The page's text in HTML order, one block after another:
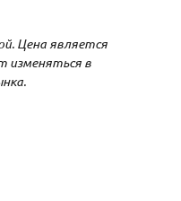
Цена является
изменяться в